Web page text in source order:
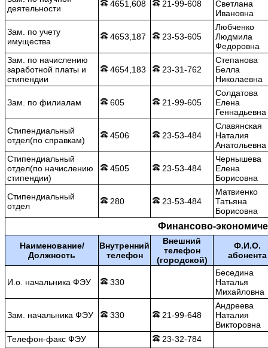
деятельности
4651,608 21-99-608
Светлана
Ивановна
Зам. по учету
имущества
4653,187 23-53-605
Любченко
Людмила
Федоровна
Зам. по начислению
заработной платы и
стипендии
4654,183 23-31-762
Степанова
Белла
Николаевна
Зам. по филиалам 605 21-99-605
Солдатова
Елена
Геннадьевна
Стипендиальный
отдел(по справкам)
4506 23-53-484
Славянская
Наталия
Анатольевна
Стипендиальный
отдел(по начислению
стипендии)
4505 23-53-484
Чернышева
Елена
Борисовна
Стипендиальный
отдел
280 23-53-484
Матвиенко
Татьяна
Борисовна
Финансово-
Наименование/
Должность
Внутренний
телефон
Внешний
телефон
(городской)
Ф.И.О.
абонента
И.о. начальника ФЭУ 330
Беседина
Наталья
Михайловна
Зам. начальника ФЭУ 330 21-99-648
Андреева
Наталия
Викторовна
Телефон-факс ФЭУ
23-32-784